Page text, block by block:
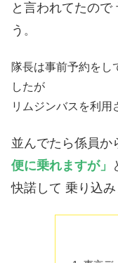
と言われてたので
う 。
隊長は事前予約を
したが
リムジンバスを利
並んでたら係員か
便に乗れますが」
快諾して 乗り込